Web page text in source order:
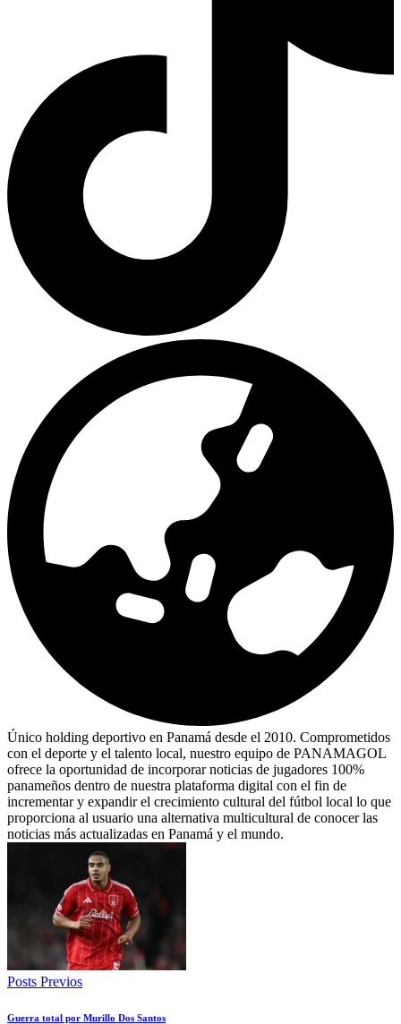
Único holding deportivo en Panamá desde el 2010. Comprometidos
con el deporte y el talento local, nuestro equipo de PANAMAGOL
ofrece la oportunidad de incorporar noticias de jugadores 100%
panameños dentro de nuestra plataforma digital con el fin de
incrementar y expandir el crecimiento cultural del fútbol local lo que
proporciona al usuario una alternativa multicultural de conocer las
noticias más actualizadas en Panamá y el mundo.
Posts Previos
Guerra total por Murillo Dos Santos